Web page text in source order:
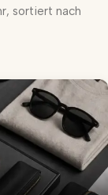
sortiert nach